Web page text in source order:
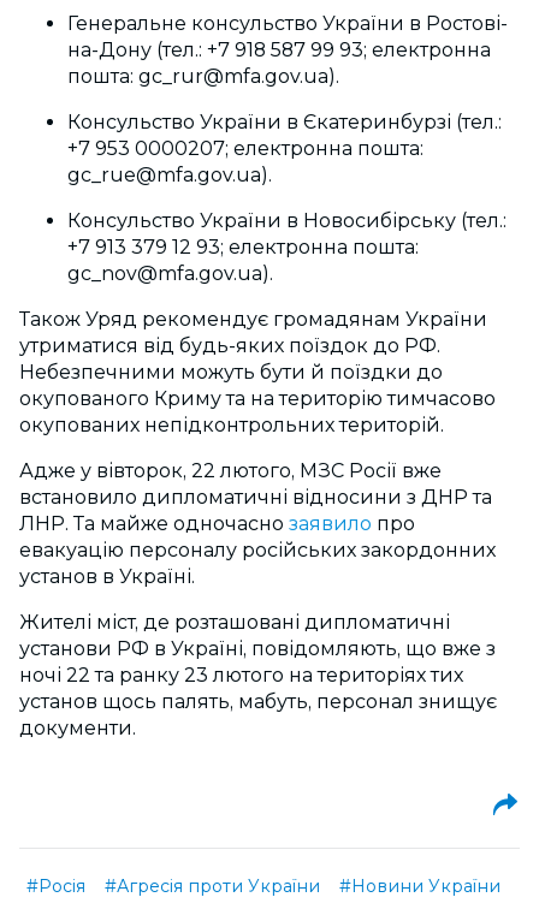
Генеральне консульство України в Ростові-
на-Дону (тел.: +7 918 587 99 93; електронна
пошта: gc_rur@mfa.gov.ua).
Консульство України в Єкатеринбурзі (тел.:
+7 953 0000207; електронна пошта:
gc_rue@mfa.gov.ua).
Консульство України в Новосибірську (тел.:
+7 913 379 12 93; електронна пошта:
gc_nov@mfa.gov.ua).
Також Уряд рекомендує громадянам України
утриматися від будь-яких поїздок до РФ.
Небезпечними можуть бути й поїздки до
окупованого Криму та на територію тимчасово
окупованих непідконтрольних територій.
Адже у вівторок, 22 лютого, МЗС Росії вже
встановило дипломатичні відносини з ДНР та
ЛНР. Та майже одночасно заявило про
евакуацію персоналу російських закордонних
установ в Україні.
Жителі міст, де розташовані дипломатичні
установи РФ в Україні, повідомляють, що вже з
ночі 22 та ранку 23 лютого на територіях тих
установ щось палять, мабуть, персонал знищує
документи.
#Росія #Агресія проти України #Новини України